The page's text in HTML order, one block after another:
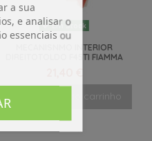
Em Stock
MECANISNMO INTERIOR
DIREITOTOLDO F45TI FIAMMA
Adicionar ao carrinho
a sua
e analisar o
essenciais ou